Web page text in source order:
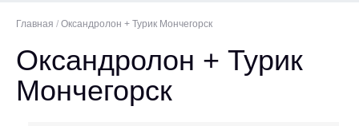
Главная / Оксандролон + Турик Мончегорск
Оксандролон + Турик
Мончегорск